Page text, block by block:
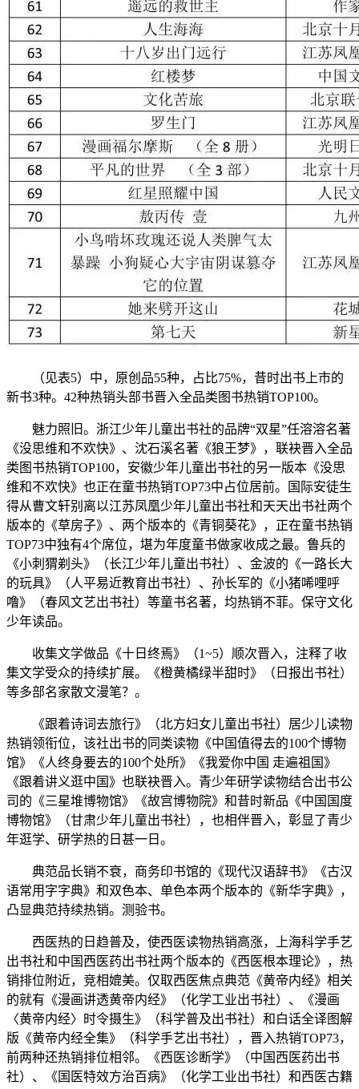
（见表5）中，原创品55种，占比75%，昔时出书上市的
新书3种。42种热销头部书晋入全品类图书热销TOP100。
魅力照旧。浙江少年儿童出书社的品牌“双星”任溶溶名著
《没思维和不欢快》、沈石溪名著《狼王梦》，联袂晋入全品
类图书热销TOP100，安徽少年儿童出书社的另一版本《没思
维和不欢快》也正在童书热销TOP73中占位居前。国际安徒生
得从曹文轩别离以江苏凤凰少年儿童出书社和天天出书社两个
版本的《草房子》、两个版本的《青铜葵花》，正在童书热销
TOP73中独有4个席位，堪为年度童书做家收成之最。鲁兵的
《小刺猬剃头》（长江少年儿童出书社）、金波的《一路长大
的玩具》（人平易近教育出书社）、孙长军的《小猪唏哩呼
噜》（春风文艺出书社）等童书名著，均热销不菲。保守文化
少年读品。
收集文学做品《十日终焉》（1~5）顺次晋入，注释了收
集文学受众的持续扩展。《橙黄橘绿半甜时》（日报出书社）
等多部名家散文漫笔？。
《跟着诗词去旅行》（北方妇女儿童出书社）居少儿读物
热销领衔位，该社出书的同类读物《中国值得去的100个博物
馆》《人终身要去的100个处所》《我爱你中国 走遍祖国》
《跟着讲义逛中国》也联袂晋入。青少年研学读物结合出书公
司的《三星堆博物馆》《故宫博物院》和昔时新品《中国国度
博物馆》（甘肃少年儿童出书社），也相伴晋入，彰显了青少
年逛学、研学热的日甚一日。
典范品长销不衰，商务印书馆的《现代汉语辞书》《古汉
语常用字字典》和双色本、单色本两个版本的《新华字典》，
凸显典范持续热销。测验书。
西医热的日趋普及，使西医读物热销高涨，上海科学手艺
出书社和中国西医药出书社两个版本的《西医根本理论》，热
销排位附近，竞相媲美。仅取西医焦点典范《黄帝内经》相关
的就有《漫画讲透黄帝内经》（化学工业出书社）、《漫画
〈黄帝内经〉时令摄生》（科学普及出书社）和白话全译图解
版《黄帝内经全集》（科学手艺出书社），晋入热销TOP73，
前两种还热销排位相邻。《西医诊断学》（中国西医药出书
社）、《国医特效方治百病》（化学工业出书社）和西医古籍